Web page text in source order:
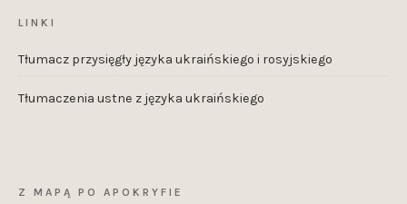
LINKI
Tłumacz przysięgły języka ukraińskiego i rosyjskiego
Tłumaczenia ustne z języka ukraińskiego
Z MAPĄ PO APOKRYFIE